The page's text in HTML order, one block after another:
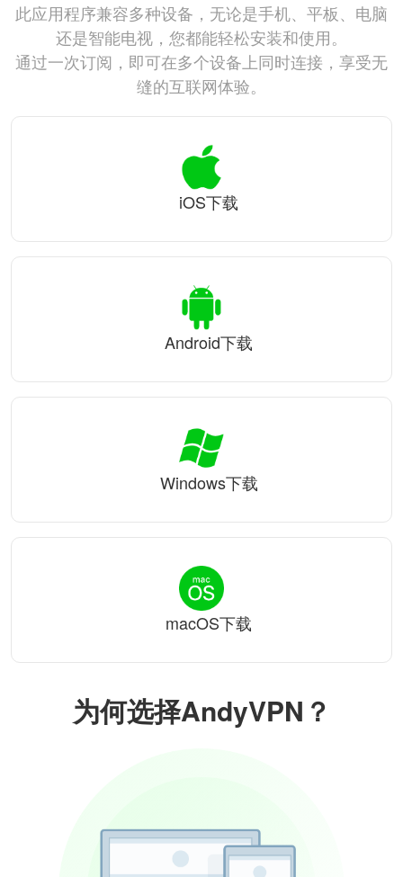
为何选择AndyVPN？
此应用程序兼容多种设备，无论是手机、平板、电脑
还是智能电视，您都能轻松安装和使用。
通过一次订阅，即可在多个设备上同时连接，享受无
缝的互联网体验。
iOS下载
Android下载
Windows下载
macOS下载